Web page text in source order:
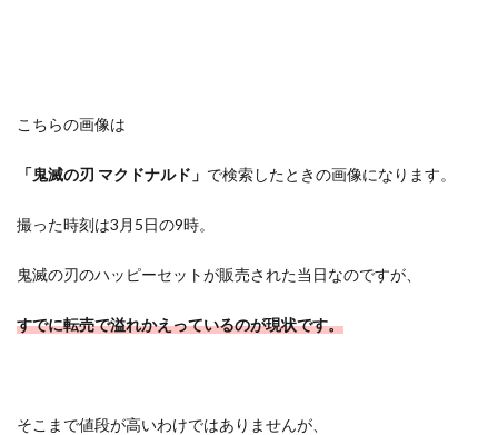
こちらの画像は
「鬼滅の刃 マクドナルド」 で検索したときの画像になります。
撮った時刻は3月5日の9時。
鬼滅の刃のハッピーセットが販売された当日なのですが、
すでに転売で溢れかえっているのが現状です。
そこまで値段が高いわけではありませんが、